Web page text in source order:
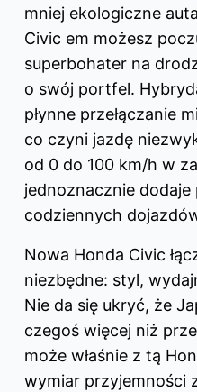
mniej ekologiczne
Civic em możesz
superbohater na
o swój portfel.
płynne przełączanie
co czyni jazdę
od 0 do 100 km/h w
jednoznacznie dodaje
codziennych
Nowa Honda Civic
niezbędne: styl,
Nie da się ukryć, że
czegoś więcej niż
może właśnie z tą
wymiar przyjemności